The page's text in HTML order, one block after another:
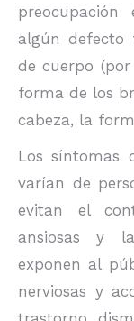
algún defecto
de cuerpo
forma de los
cabeza, la
Los síntomas
varían de
evitan el
ansiosas y
exponen al
nerviosas y